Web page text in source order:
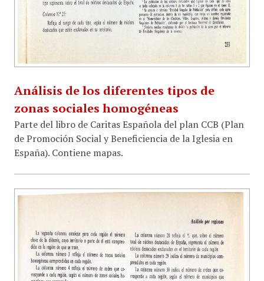
Análisis de los diferentes tipos de
zonas sociales homogéneas
Parte del libro de Caritas Española del plan CCB (Plan
de Promoción Social y Beneficiencia de la Iglesia en
España). Contiene mapas.